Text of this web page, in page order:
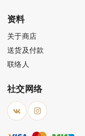
资料
关于商店
送货及付款
联络人
社交网络